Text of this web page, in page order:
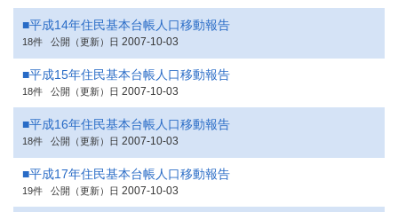
■平成14年住民基本台帳人口移動報告
18件 公開（更新）日 2007-10-03
■平成15年住民基本台帳人口移動報告
18件 公開（更新）日 2007-10-03
■平成16年住民基本台帳人口移動報告
18件 公開（更新）日 2007-10-03
■平成17年住民基本台帳人口移動報告
19件 公開（更新）日 2007-10-03